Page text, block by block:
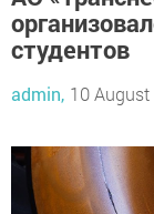
студентов
admin, 10